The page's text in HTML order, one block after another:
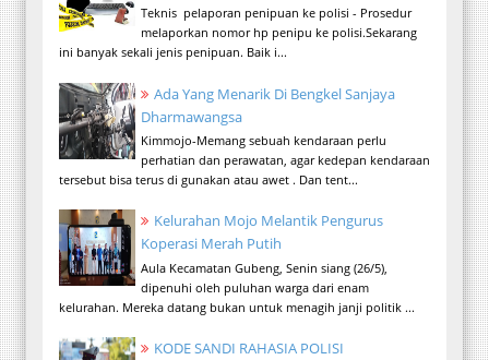
Teknis pelaporan penipuan ke polisi - Prosedur
melaporkan nomor hp penipu ke polisi.Sekarang
ini banyak sekali jenis penipuan. Baik i...
Ada Yang Menarik Di Bengkel Sanjaya
Dharmawangsa
Kimmojo-Memang sebuah kendaraan perlu
perhatian dan perawatan, agar kedepan kendaraan
tersebut bisa terus di gunakan atau awet . Dan tent...
Kelurahan Mojo Melantik Pengurus
Koperasi Merah Putih
Aula Kecamatan Gubeng, Senin siang (26/5),
dipenuhi oleh puluhan warga dari enam
kelurahan. Mereka datang bukan untuk menagih janji politik ...
KODE SANDI RAHASIA POLISI